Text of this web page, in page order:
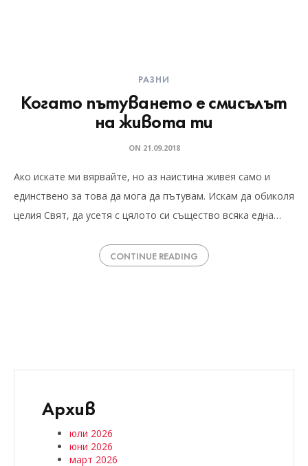
РАЗНИ
Когато пътуването е смисълът
на живота ти
ON 21.09.2018
Ако искате ми вярвайте, но аз наистина живея само и
единствено за това да мога да пътувам. Искам да обиколя
целия Свят, да усетя с цялото си същество всяка една…
CONTINUE READING
Архив
юли 2026
юни 2026
март 2026